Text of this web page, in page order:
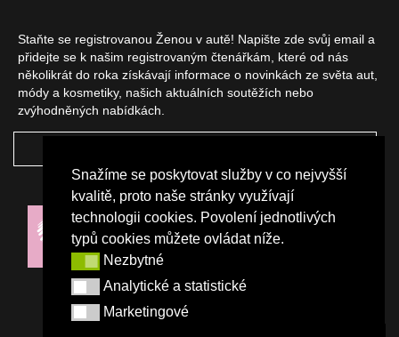
Snažíme se poskytovat služby v co nejvyšší
kvalitě, proto naše stránky využívají
technologii cookies. Povolení jednotlivých
typů cookies můžete ovládat níže.
NezbytnéNezbytné
Analytické a statistické
Analytické a statistické
Marketingové
Marketingové
Staňte se registrovanou Ženou v autě! Napište zde svůj email a
přidejte se k našim registrovaným čtenářkám, které od nás
několikrát do roka získávají informace o novinkách ze světa aut,
módy a kosmetiky, našich aktuálních soutěžích nebo
zvýhodněných nabídkách.
NAŠI PARTNEŘI